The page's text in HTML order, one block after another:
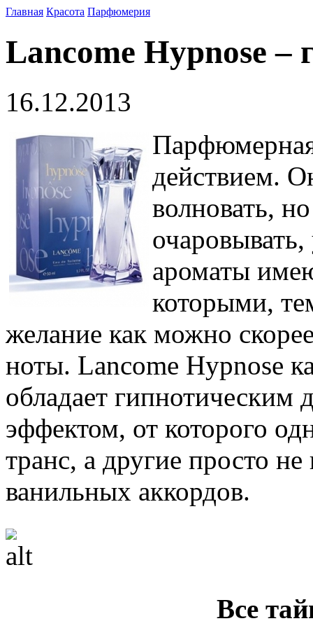
Главная Красота Парфюмерия
Lancome Hypnose –
16.12.2013
действием.
волновать,
ароматы
которыми,
желание как можно
ноты. Lancome Hypnose
обладает
эффектом, от которого
транс, а другие просто
ванильных аккордов.
Все